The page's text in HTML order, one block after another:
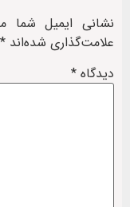
نشانی ایمیل شما
علامت‌گذاری شده‌اند *
دیدگاه *